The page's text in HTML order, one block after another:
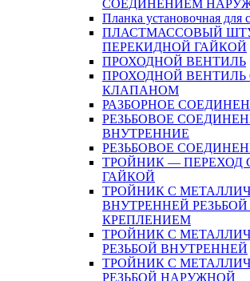
СОЕДИНЕНИЕМ
Планка установочная для
ПЛАСТМАССОВЫЙ
ПЕРЕКИДНОЙ ГАЙКОЙ
ПРОХОДНОЙ ВЕНТИЛЬ
ПРОХОДНОЙ
КЛАПАНОМ
РАЗБОРНОЕ
РЕЗЬБОВОЕ
ВНУТРЕННИЕ
РЕЗЬБОВОЕ
ТРОЙНИК — ПЕРЕХОД
ГАЙКОЙ
ТРОЙНИК С
ВНУТРЕННЕЙ РЕЗЬБОЙ
КРЕПЛЕНИЕМ
ТРОЙНИК С
РЕЗЬБОЙ ВНУТРЕННЕЙ
ТРОЙНИК С
РЕЗЬБОЙ НАРУЖНОЙ